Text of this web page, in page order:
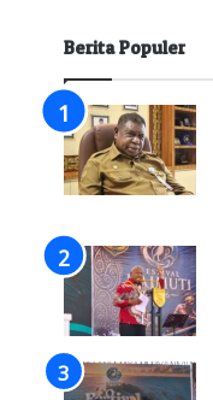
Berita Populer